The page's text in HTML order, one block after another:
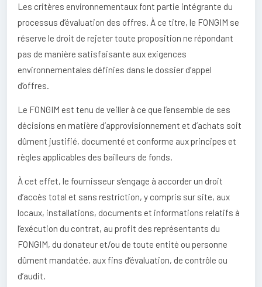
Les critères environnementaux font partie intégrante du
processus d’évaluation des offres. À ce titre, le FONGIM se
réserve le droit de rejeter toute proposition ne répondant
pas de manière satisfaisante aux exigences
environnementales définies dans le dossier d’appel
d’offres.
Le FONGIM est tenu de veiller à ce que l’ensemble de ses
décisions en matière d’approvisionnement et d’achats soit
dûment justifié, documenté et conforme aux principes et
règles applicables des bailleurs de fonds.
À cet effet, le fournisseur s’engage à accorder un droit
d’accès total et sans restriction, y compris sur site, aux
locaux, installations, documents et informations relatifs à
l’exécution du contrat, au profit des représentants du
FONGIM, du donateur et/ou de toute entité ou personne
dûment mandatée, aux fins d’évaluation, de contrôle ou
d’audit.